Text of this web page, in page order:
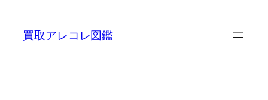
買取アレコレ図鑑